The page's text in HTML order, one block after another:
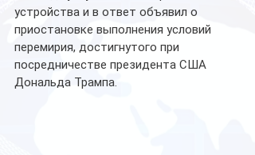
устройства и в ответ объявил о
приостановке выполнения условий
перемирия, достигнутого при
посредничестве президента США
Дональда Трампа.